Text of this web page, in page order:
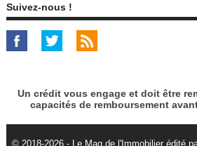
Suivez-nous !
Un crédit vous engage et doit être
capacités de remboursement
© 2018-2026 - Le Mag de l'Immobilier édité